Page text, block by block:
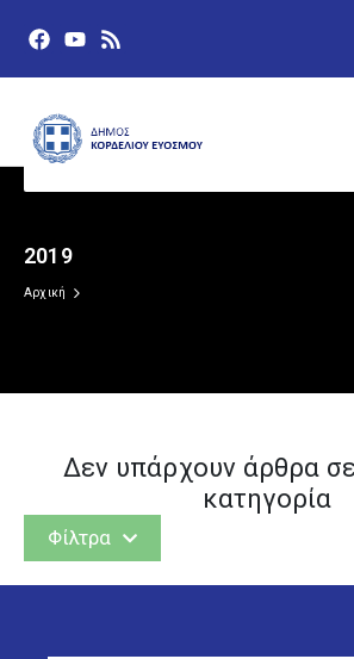
2019
Αρχική
Δεν υπάρχουν άρθρα
κατηγορία
Δελτία Τύπου
Δράσεις
Φίλτρα